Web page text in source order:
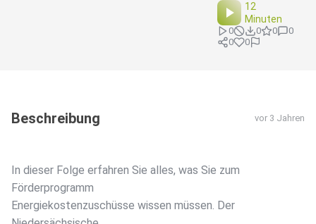
12
Minuten
0 0 0
0
0
0
Beschreibung vor 3 Jahren
In dieser Folge erfahren Sie alles, was Sie zum
Förderprogramm
Energiekostenzuschüsse wissen müssen. Der